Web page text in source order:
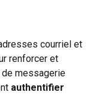
courriel et
renforcer et
messagerie
authentifier